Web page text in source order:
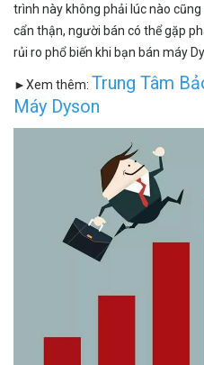
trình này không phải lúc nào
cẩn thận, người bán có thể gặp
rủi ro phổ biến khi bạn bán máy
►Xem thêm: Trung Tâm
Máy Dyson